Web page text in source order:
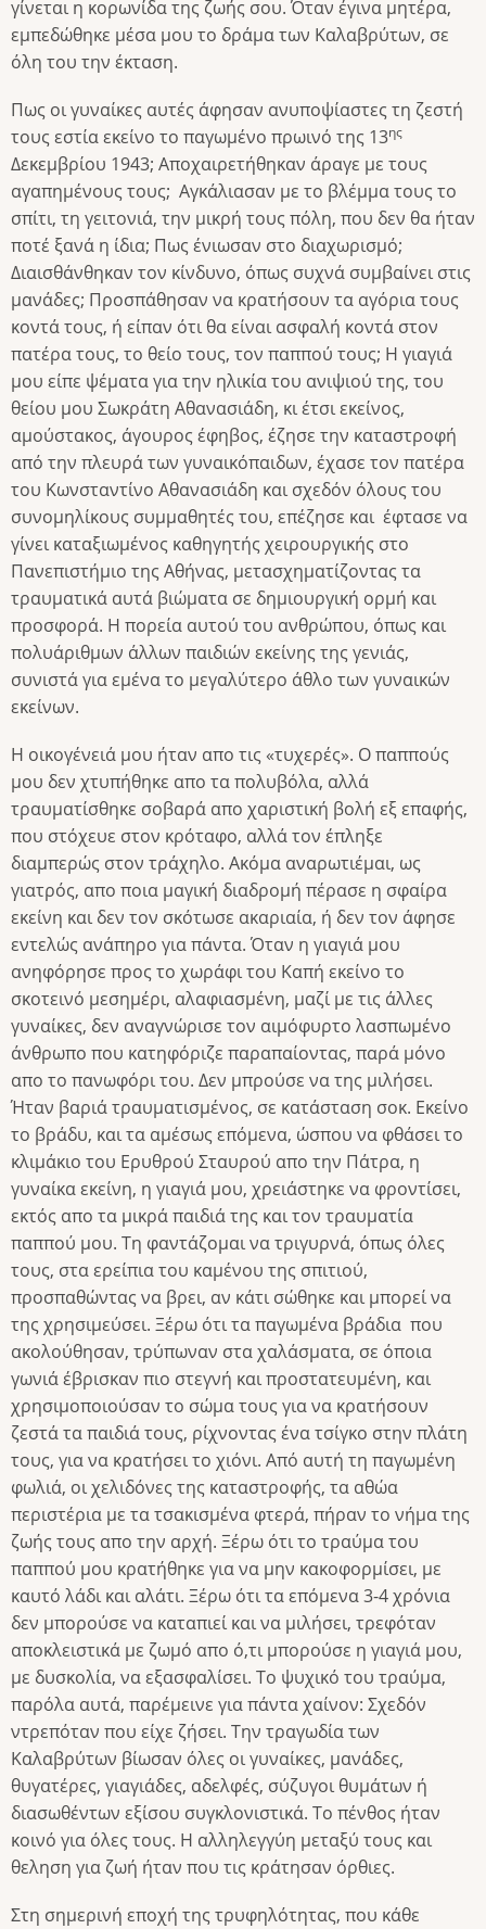
γίνεται η κορωνίδα της ζωής σου. Όταν έγινα μητέρα,
εμπεδώθηκε μέσα μου το δράμα των Καλαβρύτων, σε
όλη του την έκταση.
Πως οι γυναίκες αυτές άφησαν ανυποψίαστες τη ζεστή
τους εστία εκείνο το παγωμένο πρωινό της 13ης
Δεκεμβρίου 1943; Αποχαιρετήθηκαν άραγε με τους
αγαπημένους τους; Αγκάλιασαν με το βλέμμα τους το
σπίτι, τη γειτονιά, την μικρή τους πόλη, που δεν θα ήταν
ποτέ ξανά η ίδια; Πως ένιωσαν στο διαχωρισμό;
Διαισθάνθηκαν τον κίνδυνο, όπως συχνά συμβαίνει στις
μανάδες; Προσπάθησαν να κρατήσουν τα αγόρια τους
κοντά τους, ή είπαν ότι θα είναι ασφαλή κοντά στον
πατέρα τους, το θείο τους, τον παππού τους; Η γιαγιά
μου είπε ψέματα για την ηλικία του ανιψιού της, του
θείου μου Σωκράτη Αθανασιάδη, κι έτσι εκείνος,
αμούστακος, άγουρος έφηβος, έζησε την καταστροφή
από την πλευρά των γυναικόπαιδων, έχασε τον πατέρα
του Κωνσταντίνο Αθανασιάδη και σχεδόν όλους του
συνομηλίκους συμμαθητές του, επέζησε και έφτασε να
γίνει καταξιωμένος καθηγητής χειρουργικής στο
Πανεπιστήμιο της Αθήνας, μετασχηματίζοντας τα
τραυματικά αυτά βιώματα σε δημιουργική ορμή και
προσφορά. Η πορεία αυτού του ανθρώπου, όπως και
πολυάριθμων άλλων παιδιών εκείνης της γενιάς,
συνιστά για εμένα το μεγαλύτερο άθλο των γυναικών
εκείνων.
Η οικογένειά μου ήταν απο τις «τυχερές». Ο παππούς
μου δεν χτυπήθηκε απο τα πολυβόλα, αλλά
τραυματίσθηκε σοβαρά απο χαριστική βολή εξ επαφής,
που στόχευε στον κρόταφο, αλλά τον έπληξε
διαμπερώς στον τράχηλο. Ακόμα αναρωτιέμαι, ως
γιατρός, απο ποια μαγική διαδρομή πέρασε η σφαίρα
εκείνη και δεν τον σκότωσε ακαριαία, ή δεν τον άφησε
εντελώς ανάπηρο για πάντα. Όταν η γιαγιά μου
ανηφόρησε προς το χωράφι του Καπή εκείνο το
σκοτεινό μεσημέρι, αλαφιασμένη, μαζί με τις άλλες
γυναίκες, δεν αναγνώρισε τον αιμόφυρτο λασπωμένο
άνθρωπο που κατηφόριζε παραπαίοντας, παρά μόνο
απο το πανωφόρι του. Δεν μπρούσε να της μιλήσει.
Ήταν βαριά τραυματισμένος, σε κατάσταση σοκ. Εκείνο
το βράδυ, και τα αμέσως επόμενα, ώσπου να φθάσει το
κλιμάκιο του Ερυθρού Σταυρού απο την Πάτρα, η
γυναίκα εκείνη, η γιαγιά μου, χρειάστηκε να φροντίσει,
εκτός απο τα μικρά παιδιά της και τον τραυματία
παππού μου. Τη φαντάζομαι να τριγυρνά, όπως όλες
τους, στα ερείπια του καμένου της σπιτιού,
προσπαθώντας να βρει, αν κάτι σώθηκε και μπορεί να
της χρησιμεύσει. Ξέρω ότι τα παγωμένα βράδια που
ακολούθησαν, τρύπωναν στα χαλάσματα, σε όποια
γωνιά έβρισκαν πιο στεγνή και προστατευμένη, και
χρησιμοποιούσαν το σώμα τους για να κρατήσουν
ζεστά τα παιδιά τους, ρίχνοντας ένα τσίγκο στην πλάτη
τους, για να κρατήσει το χιόνι. Από αυτή τη παγωμένη
φωλιά, οι χελιδόνες της καταστροφής, τα αθώα
περιστέρια με τα τσακισμένα φτερά, πήραν το νήμα της
ζωής τους απο την αρχή. Ξέρω ότι το τραύμα του
παππού μου κρατήθηκε για να μην κακοφορμίσει, με
καυτό λάδι και αλάτι. Ξέρω ότι τα επόμενα 3-4 χρόνια
δεν μπορούσε να καταπιεί και να μιλήσει, τρεφόταν
αποκλειστικά με ζωμό απο ό,τι μπορούσε η γιαγιά μου,
με δυσκολία, να εξασφαλίσει. Το ψυχικό του τραύμα,
παρόλα αυτά, παρέμεινε για πάντα χαίνον: Σχεδόν
ντρεπόταν που είχε ζήσει. Την τραγωδία των
Καλαβρύτων βίωσαν όλες οι γυναίκες, μανάδες,
θυγατέρες, γιαγιάδες, αδελφές, σύζυγοι θυμάτων ή
διασωθέντων εξίσου συγκλονιστικά. Το πένθος ήταν
κοινό για όλες τους. Η αλληλεγγύη μεταξύ τους και
θεληση για ζωή ήταν που τις κράτησαν όρθιες.
Στη σημερινή εποχή της τρυφηλότητας, που κάθε